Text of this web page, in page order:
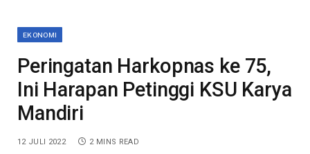
EKONOMI
Peringatan Harkopnas ke 75,
Ini Harapan Petinggi KSU Karya
Mandiri
12 JULI 2022 2 MINS READ